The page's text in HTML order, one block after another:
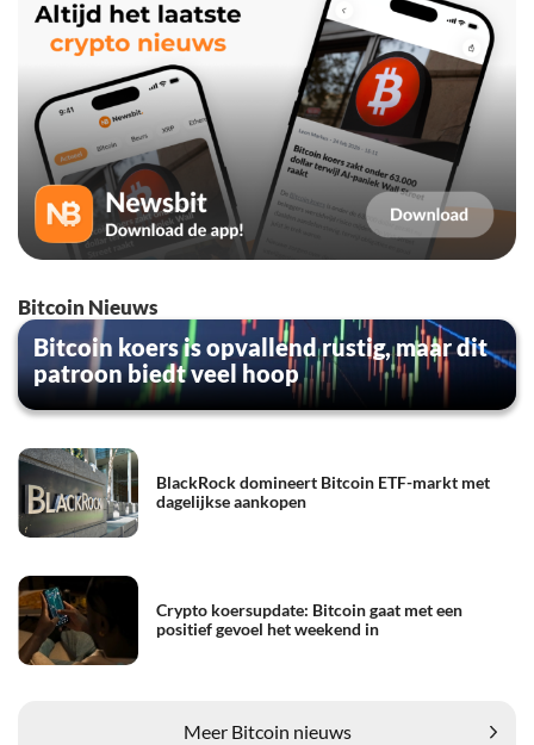
Bitcoin Nieuws
Bitcoin koers is opvallend rustig, maar dit
patroon biedt veel hoop
BlackRock domineert Bitcoin ETF-markt met
dagelijkse aankopen
Crypto koersupdate: Bitcoin gaat met een
positief gevoel het weekend in
Meer Bitcoin nieuws